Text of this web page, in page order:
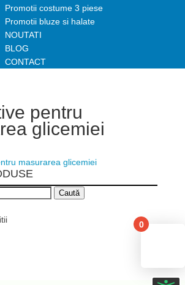
Promotii costume 3 piese
Promotii bluze si halate
NOUTATI
BLOG
CONTACT
pentru
glicemiei
Caută
0